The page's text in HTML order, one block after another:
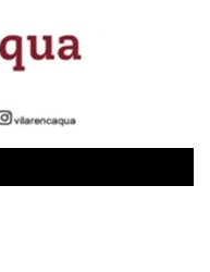
Alguns
components
tècnics del
dades en el seu
bé com sigui